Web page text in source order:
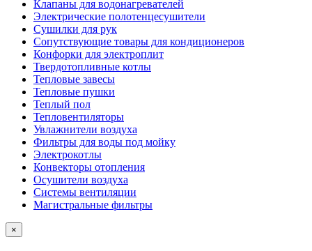
Клапаны для водонагревателей
Электрические полотенцесушители
Сушилки для рук
Сопутствующие товары для кондиционеров
Конфорки для электроплит
Твердотопливные котлы
Тепловые завесы
Тепловые пушки
Теплый пол
Тепловентиляторы
Увлажнители воздуха
Фильтры для воды под мойку
Электрокотлы
Конвекторы отопления
Осушители воздуха
Системы вентиляции
Магистральные фильтры
×